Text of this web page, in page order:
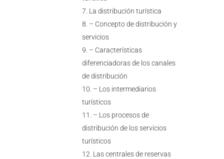
La distribución turística
– Concepto de distribución y
servicios
– Características
diferenciadoras de los canales
de distribución
– Los intermediarios
turísticos
– Los procesos de
distribución de los servicios
turísticos
Las centrales de reservas